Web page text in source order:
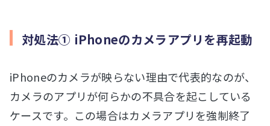
対処法① iPhoneのカメラアプリを再起動
iPhoneのカメラが映らない理由で代表的なのが、
カメラのアプリが何らかの不具合を起こしている
ケースです。この場合はカメラアプリを強制終了